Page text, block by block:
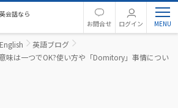
会話なら
お問合せ ログイン
英語ブログ
味は一つでOK?使い方や「Domitory」事情につい